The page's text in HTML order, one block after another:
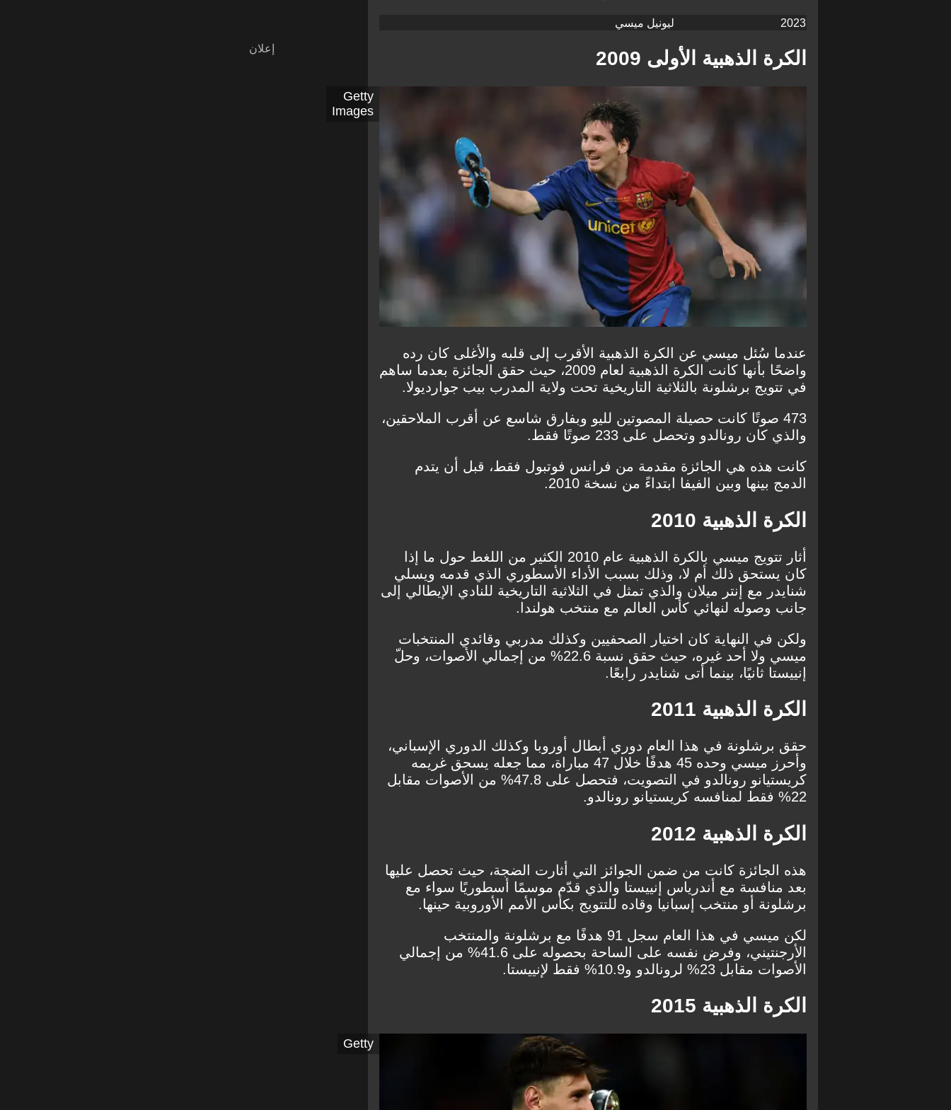
2023 ليونيل ميسي
الكرة الذهبية الأولى 2009
Getty
Images
عندما سُئل ميسي عن الكرة الذهبية الأقرب إلى قلبه والأغلى كان رده
واضحًا بأنها كانت الكرة الذهبية لعام 2009، حيث حقق الجائزة بعدما ساهم
في تتويج برشلونة بالثلاثية التاريخية تحت ولاية المدرب بيب جوارديولا.
473 صوتًا كانت حصيلة المصوتين لليو وبفارق شاسع عن أقرب الملاحقين،
والذي كان رونالدو وتحصل على 233 صوتًا فقط.
كانت هذه هي الجائزة مقدمة من فرانس فوتبول فقط، قبل أن يتدم
الدمج بينها وبين الفيفا ابتداءً من نسخة 2010.
الكرة الذهبية 2010
أثار تتويج ميسي بالكرة الذهبية عام 2010 الكثير من اللغط حول ما إذا
كان يستحق ذلك أم لا، وذلك بسبب الأداء الأسطوري الذي قدمه ويسلي
شنايدر مع إنتر ميلان والذي تمثل في الثلاثية التاريخية للنادي الإيطالي إلى
جانب وصوله لنهائي كأس العالم مع منتخب هولندا.
ولكن في النهاية كان اختيار الصحفيين وكذلك مدربي وقائدي المنتخبات
ميسي ولا أحد غيره، حيث حقق نسبة 22.6% من إجمالي الأصوات، وحلّ
إنييستا ثانيًا، بينما أتى شنايدر رابعًا.
الكرة الذهبية 2011
حقق برشلونة في هذا العام دوري أبطال أوروبا وكذلك الدوري الإسباني،
وأحرز ميسي وحده 45 هدفًا خلال 47 مباراة، مما جعله يسحق غريمه
كريستيانو رونالدو في التصويت، فتحصل على 47.8% من الأصوات مقابل
22% فقط لمنافسه كريستيانو رونالدو.
الكرة الذهبية 2012
هذه الجائزة كانت من ضمن الجوائز التي أثارت الضجة، حيث تحصل عليها
بعد منافسة مع أندرياس إنييستا والذي قدّم موسمًا أسطوريًا سواء مع
برشلونة أو منتخب إسبانيا وقاده للتتويج بكأس الأمم الأوروبية حينها.
لكن ميسي في هذا العام سجل 91 هدفًا مع برشلونة والمنتخب
الأرجنتيني، وفرض نفسه على الساحة بحصوله على 41.6% من إجمالي
الأصوات مقابل 23% لرونالدو و10.9% فقط لإنييستا.
الكرة الذهبية 2015
Getty